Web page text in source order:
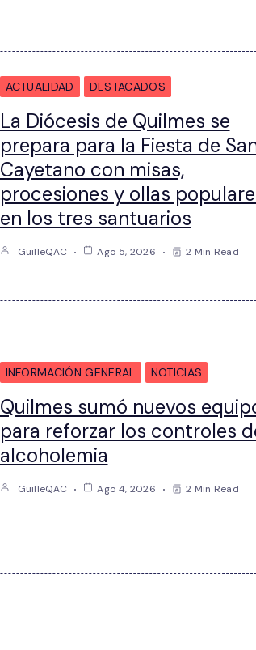
ACTUALIDAD DESTACADOS
La Diócesis de Quilmes se
prepara para la Fiesta de
Cayetano con misas,
procesiones y ollas
en los tres santuarios
GuilleQAC Ago 5, 2026 2 Min Read
INFORMACIÓN GENERAL NOTICIAS
Quilmes sumó nuevos
para reforzar los controles
alcoholemia
GuilleQAC Ago 4, 2026 2 Min Read